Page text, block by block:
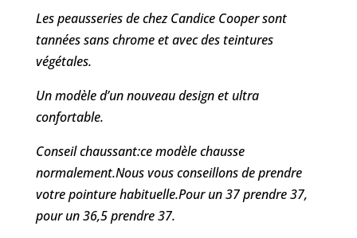
Les peausseries de chez Candice Cooper sont
tannées sans chrome et avec des teintures
végétales.
Un modèle d’un nouveau design et ultra
confortable.
Conseil chaussant:ce modèle chausse
normalement.Nous vous conseillons de prendre
votre pointure habituelle.Pour un 37 prendre 37,
pour un 36,5 prendre 37.